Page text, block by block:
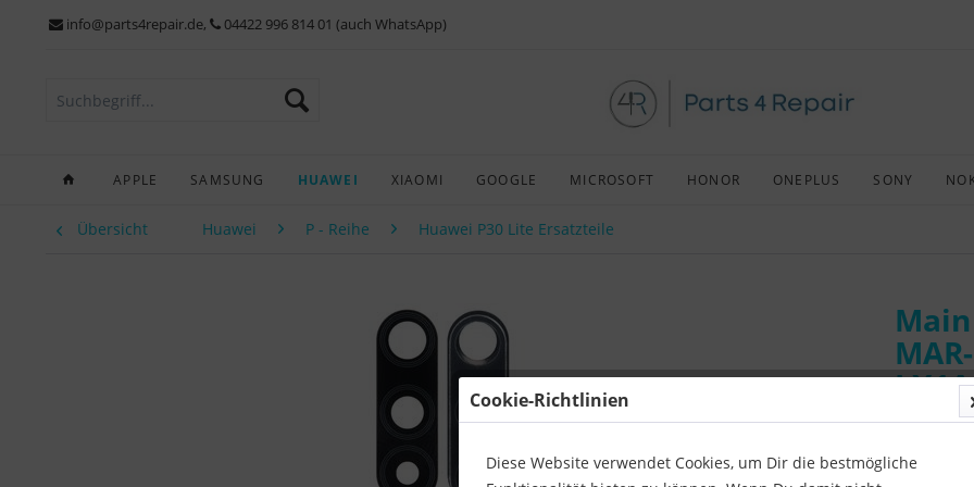
info@parts4repair.de, 04422 996 814 01 (auch WhatsApp)
APPLE SAMSUNG HUAWEI XIAOMI GOOGLE MICROSOFT HONOR ONEPLUS SONY
Übersicht Huawei P - Reihe Huawei P30 Lite Ersatzteile
Art:
Cookie-Richtlinien
Diese Website verwendet Cookies, um Dir die bestmögliche